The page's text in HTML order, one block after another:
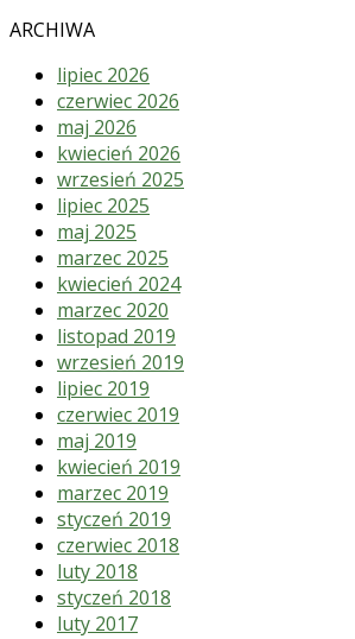
ARCHIWA
lipiec 2026
czerwiec 2026
maj 2026
kwiecień 2026
wrzesień 2025
lipiec 2025
maj 2025
marzec 2025
kwiecień 2024
marzec 2020
listopad 2019
wrzesień 2019
lipiec 2019
czerwiec 2019
maj 2019
kwiecień 2019
marzec 2019
styczeń 2019
czerwiec 2018
luty 2018
styczeń 2018
luty 2017